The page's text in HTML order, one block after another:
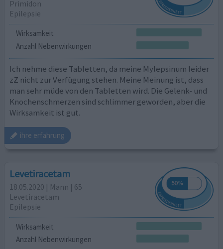
Primidon
Epilepsie
Wirksamkeit
Anzahl Nebenwirkungen
Ich nehme diese Tabletten, da meine Mylepsinum leider
zZ nicht zur Verfügung stehen. Meine Meinung ist, dass
man sehr müde von den Tabletten wird. Die Gelenk- und
Knochenschmerzen sind schlimmer geworden, aber die
Wirksamkeit ist gut.
ihre erfahrung
Levetiracetam
18.05.2020 | Mann | 65
Levetiracetam
Epilepsie
Wirksamkeit
Anzahl Nebenwirkungen